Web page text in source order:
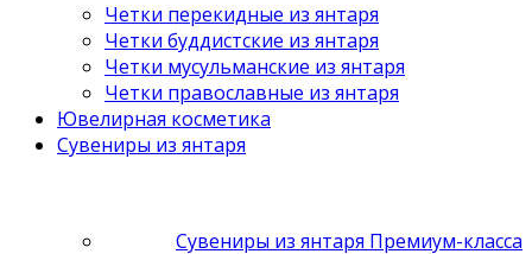
Четки перекидные из янтаря
Четки буддистские из янтаря
Четки мусульманские из янтаря
Четки православные из янтаря
Ювелирная косметика
Сувениры из янтаря
Сувениры из янтаря Премиум-класса